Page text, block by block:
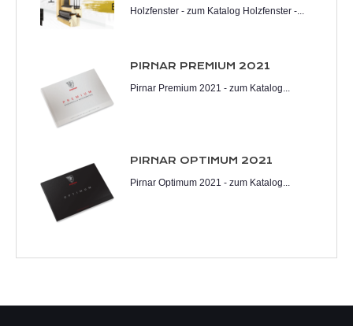
Holzfenster - zum Katalog Holzfenster -...
PIRNAR PREMIUM 2021
Pirnar Premium 2021 - zum Katalog...
PIRNAR OPTIMUM 2021
Pirnar Optimum 2021 - zum Katalog...